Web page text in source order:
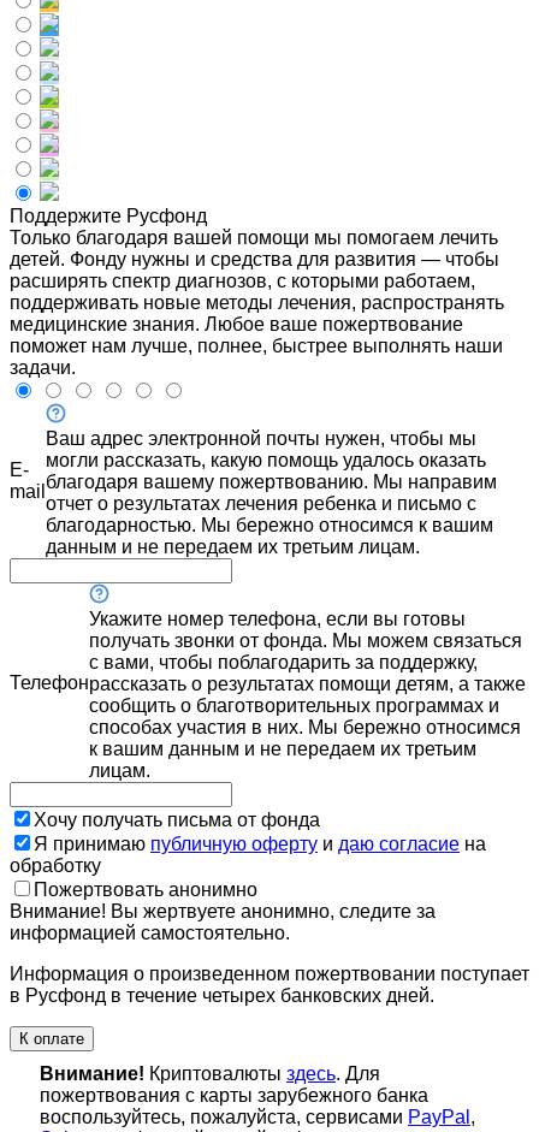
Поддержите Русфонд
Только благодаря вашей помощи мы помогаем лечить
детей. Фонду нужны и средства для развития — чтобы
расширять спектр диагнозов, с которыми работаем,
поддерживать новые методы лечения, распространять
медицинские знания. Любое ваше пожертвование
поможет нам лучше, полнее, быстрее выполнять наши
задачи.
E-
mail
Ваш адрес электронной почты нужен, чтобы мы
могли рассказать, какую помощь удалось оказать
благодаря вашему пожертвованию. Мы направим
отчет о результатах лечения ребенка и письмо с
благодарностью. Мы бережно относимся к вашим
данным и не передаем их третьим лицам.
Телефон
Укажите номер телефона, если вы готовы
получать звонки от фонда. Мы можем связаться
с вами, чтобы поблагодарить за поддержку,
рассказать о результатах помощи детям, а также
сообщить о благотворительных программах и
способах участия в них. Мы бережно относимся
к вашим данным и не передаем их третьим
лицам.
Хочу получать письма от фонда
Я принимаю публичную оферту и даю согласие на
обработку
Пожертвовать анонимно
Внимание! Вы жертвуете анонимно, следите за
информацией самостоятельно.
Информация о произведенном пожертвовании поступает
в Русфонд в течение четырех банковских дней.
К оплате
Внимание! Криптовалюты здесь. Для
пожертвования с карты зарубежного банка
воспользуйтесь, пожалуйста, сервисами PayPal ,